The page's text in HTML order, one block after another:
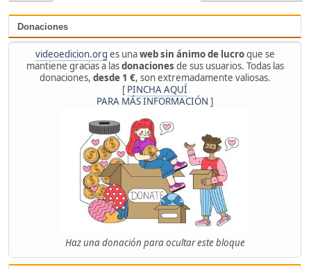
Donaciones
videoedicion.org es unaweb sin ánimo de lucroque se
mantiene gracias a lasdonaciones de sus usuarios. Todas las
donaciones, desde 1 €, son extremadamente valiosas.
[ PINCHA AQUÍ
PARA MÁS INFORMACIÓN ]
Haz una donación para ocultar este bloque